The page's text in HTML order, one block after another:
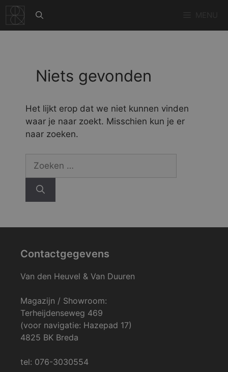
naar
de
Niets gevonden
Het lijkt erop dat we niet kunnen vinden
waar je naar zoekt. Misschien kun je er
naar zoeken.
naar:
Contactgegevens
Van den Heuvel & Van Duuren
Magazijn / Showroom:
Terheijdenseweg 469
(voor navigatie: Hazepad 17)
4825 BK Breda
tel: 076-3030554